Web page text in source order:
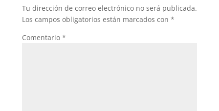
Tu dirección de correo electrónico no será publicada.
Los campos obligatorios están marcados con *
Comentario *